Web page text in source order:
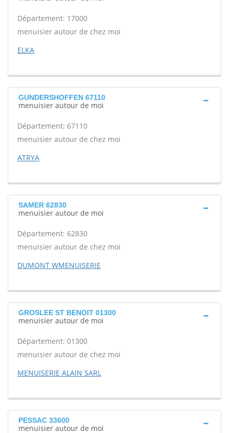
Département: 17000
menuisier autour de chez moi
ELKA
GUNDERSHOFFEN 67110
menuisier autour de moi
Département: 67110
menuisier autour de chez moi
ATRYA
SAMER 62830
menuisier autour de moi
Département: 62830
menuisier autour de chez moi
DUMONT WMENUISERIE
GROSLEE ST BENOIT 01300
menuisier autour de moi
Département: 01300
menuisier autour de chez moi
MENUISERIE ALAIN SARL
PESSAC 33600
menuisier autour de moi